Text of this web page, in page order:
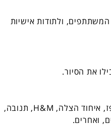
ולתודות אישיות
את הסיור.
תודה רבה גם למשתתפים, ביניהם מנהלי הביטחון של צ'יטה, דן תחבורה ציבורית, פז, איחוד הצלה, H&M, תנובה,